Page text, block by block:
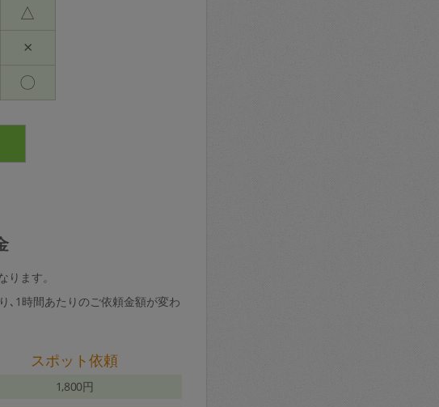
△
×
〇
ます。
､1時間あたりのご依頼金額が変わ
スポット依頼
1,800円